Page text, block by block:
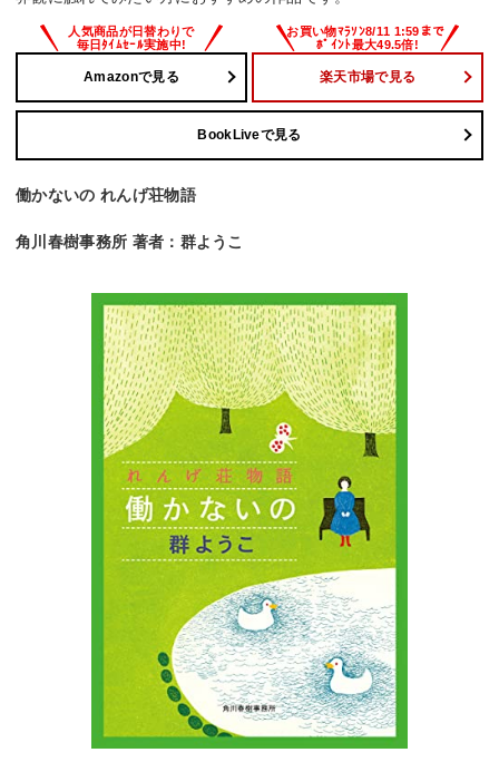
Amazonで見る 楽天市場で見る
BookLiveで見る
働かないの れんげ荘物語
角川春樹事務所 著者：群ようこ